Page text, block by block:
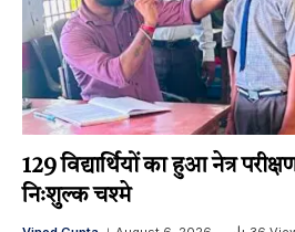
129 विद्यार्थियों का हुआ नेत्र
निःशुल्क चश्मे